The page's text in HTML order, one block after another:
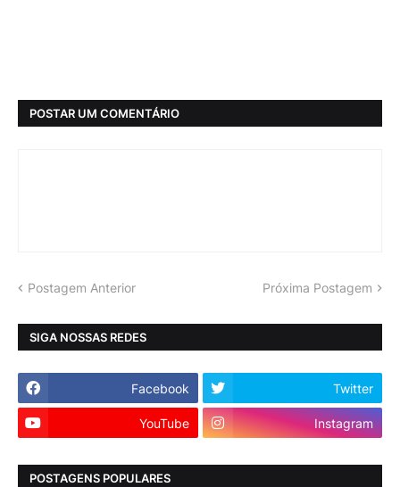
POSTAR UM COMENTÁRIO
Postagem Anterior Próxima Postagem
SIGA NOSSAS REDES
Facebook Twitter
YouTube Instagram
POSTAGENS POPULARES